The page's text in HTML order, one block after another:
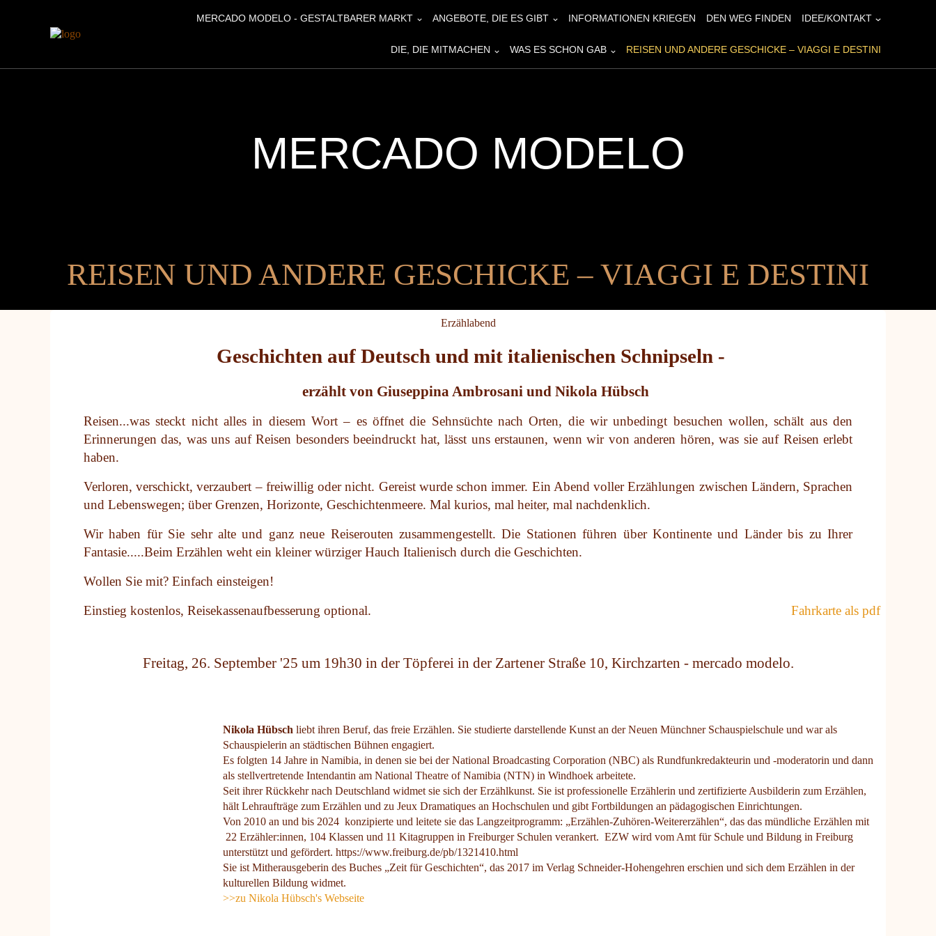
MERCADO MODELO - GESTALTBARER MARKT ANGEBOTE, DIE ES GIBT INFORMATIONEN KRIEGEN DEN WEG FINDEN IDEE/KONTAKT
DIE, DIE MITMACHEN WAS ES SCHON GAB REISEN UND ANDERE GESCHICKE – VIAGGI E DESTINI
MERCADO MODELO
REISEN UND ANDERE GESCHICKE – VIAGGI E DESTINI
Erzählabend
Geschichten auf Deutsch und mit italienischen Schnipseln -
erzählt von Giuseppina Ambrosani und Nikola Hübsch
Reisen...was steckt nicht alles in diesem Wort – es öffnet die Sehnsüchte nach Orten, die wir unbedingt besuchen wollen, schält aus den
Erinnerungen das, was uns auf Reisen besonders beeindruckt hat, lässt uns erstaunen, wenn wir von anderen hören, was sie auf Reisen erlebt
haben.
Verloren, verschickt, verzaubert – freiwillig oder nicht. Gereist wurde schon immer. Ein Abend voller Erzählungen zwischen Ländern, Sprachen
und Lebenswegen; über Grenzen, Horizonte, Geschichtenmeere. Mal kurios, mal heiter, mal nachdenklich.
Wir haben für Sie sehr alte und ganz neue Reiserouten zusammengestellt. Die Stationen führen über Kontinente und Länder bis zu Ihrer
Fantasie.....Beim Erzählen weht ein kleiner würziger Hauch Italienisch durch die Geschichten.
Wollen Sie mit? Einfach einsteigen!
Einstieg kostenlos, Reisekassenaufbesserung optional.
Fahrkarte als pdf
Freitag, 26. September '25 um 19h30 in der Töpferei in der Zartener Straße 10, Kirchzarten - mercado modelo.
Nikola Hübsch liebt ihren Beruf, das freie Erzählen. Sie studierte darstellende Kunst an der Neuen Münchner Schauspielschule und war als
Schauspielerin an städtischen Bühnen engagiert.
Es folgten 14 Jahre in Namibia, in denen sie bei der National Broadcasting Corporation (NBC) als Rundfunkredakteurin und -moderatorin und dann
als stellvertretende Intendantin am National Theatre of Namibia (NTN) in Windhoek arbeitete.
Seit ihrer Rückkehr nach Deutschland widmet sie sich der Erzählkunst. Sie ist professionelle Erzählerin und zertifizierte Ausbilderin zum Erzählen,
hält Lehraufträge zum Erzählen und zu Jeux Dramatiques an Hochschulen und gibt Fortbildungen an pädagogischen Einrichtungen.
Von 2010 an und bis 2024 konzipierte und leitete sie das Langzeitprogramm: „Erzählen-Zuhören-Weitererzählen“, das das mündliche Erzählen mit
22 Erzähler:innen, 104 Klassen und 11 Kitagruppen in Freiburger Schulen verankert. EZW wird vom Amt für Schule und Bildung in Freiburg
unterstützt und gefördert. https://www.freiburg.de/pb/1321410.html
Sie ist Mitherausgeberin des Buches „Zeit für Geschichten“, das 2017 im Verlag Schneider-Hohengehren erschien und sich dem Erzählen in der
kulturellen Bildung widmet.
>>zu Nikola Hübsch's Webseite